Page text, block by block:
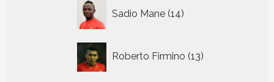
Sadio Mane 14
producten
Roberto Firmino 13
producten